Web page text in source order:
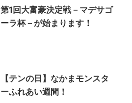
第1回大富豪決定戦－マデサゴ
ーラ杯－が始まります！
【テンの日】なかまモンスタ
ーふれあい週間！